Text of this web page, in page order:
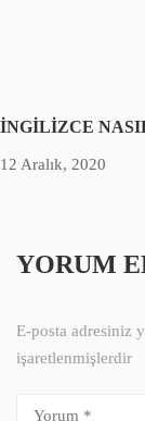
İNGİLİZCE
12 Aralık, 2020
YORUM
E-posta adresiniz
işaretlenmişlerdir